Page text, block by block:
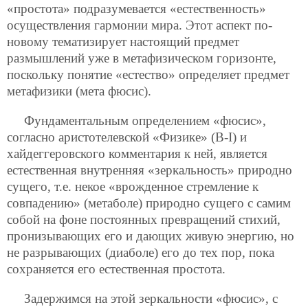
«простота» подразумевается «естественность»
осуществления гармонии мира. Этот аспект по-
новому тематизирует настоящий предмет
размышлений уже в метафизическом горизонте,
поскольку понятие «естество» определяет предмет
метафизики (мета фюсис).
Фундаментальным определением «фюсис»,
согласно аристотелевской «Физике» (B-I) и
хайдеггеровского комментария к ней, является
естественная внутренняя «зеркальность» природно
сущего, т.е. некое «врожденное стремление к
совпадению» (метаболе) природно сущего с самим
собой на фоне постоянных превращений стихий,
пронизывающих его и дающих живую энергию, но
не разрывающих (диаболе) его до тех пор, пока
сохраняется его естественная простота.
Задержимся на этой зеркальности «фюсис», с